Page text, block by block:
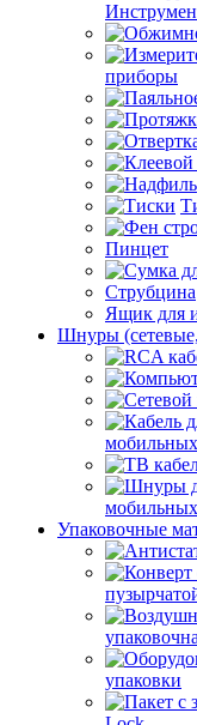
приборы
Пинцет
Струбцина
Ящик для
Шнуры
Упаковочные
упаковки